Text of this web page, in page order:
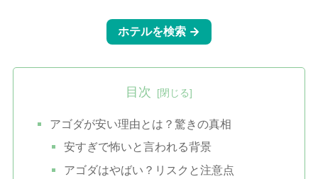
目次
アゴダが安い理由とは？驚きの真相
安すぎで怖いと言われる背景
アゴダはやばい？リスクと注意点